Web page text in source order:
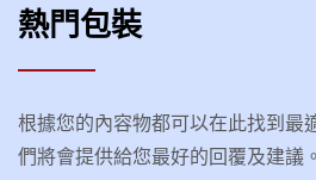
熱門包裝
根據您的內容物都可以在此找到最
們將會提供給您最好的回覆及建議。